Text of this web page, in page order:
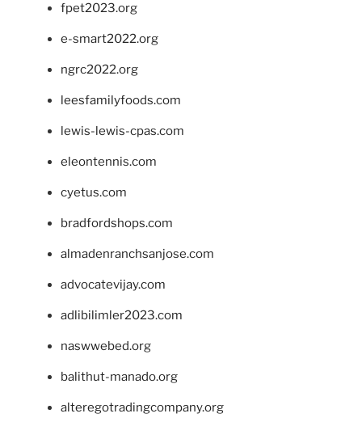
fpet2023.org
e-smart2022.org
ngrc2022.org
leesfamilyfoods.com
lewis-lewis-cpas.com
eleontennis.com
cyetus.com
bradfordshops.com
almadenranchsanjose.com
advocatevijay.com
adlibilimler2023.com
naswwebed.org
balithut-manado.org
alteregotradingcompany.org